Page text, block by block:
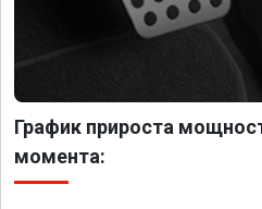
График прироста
момента: